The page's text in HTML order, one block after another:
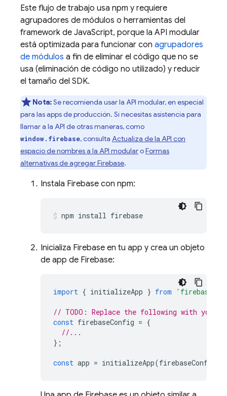
Este flujo de trabajo usa npm y requiere
agrupadores de módulos o herramientas del
framework de JavaScript, porque la API modular
está optimizada para funcionar con agrupadores
de módulos a fin de eliminar el código que no se
usa (eliminación de código no utilizado) y reducir
el tamaño del SDK.
Nota:Se recomienda usar la API modular, en especial
para las apps de producción. Si necesitas asistencia para
llamar a la API de otras maneras, como
window.firebase, consulta Actualiza de la API con
espacio de nombres a la API modularoFormas
alternativas de agregar Firebase.
Instala Firebase con npm:
npm install firebase
Inicializa Firebase en tu app y crea un objeto
de app de Firebase:
import { initializeApp } from 'firebase/
// TODO: Replace the following with your
const firebaseConfig = {
//...
};
const app = initializeApp(firebaseConfig